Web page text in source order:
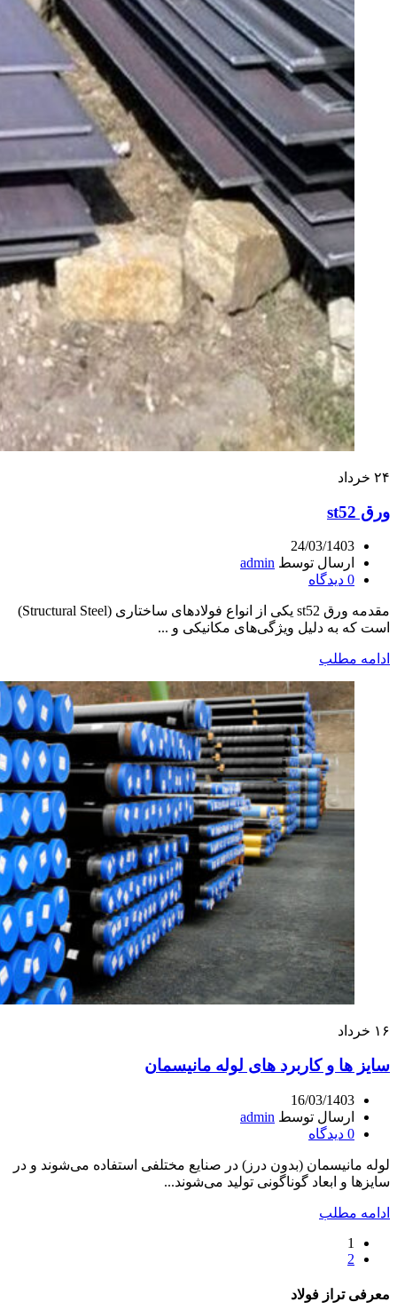
۲۴ خرداد
ورق st52
24/03/1403
ارسال توسط admin
0 دیدگاه
مقدمه ورق st52 یکی از انواع فولادهای ساختاری (Structural Steel)
است که به دلیل ویژگی‌های مکانیکی و ...
ادامه مطلب
۱۶ خرداد
سایز ها و کاربرد های لوله مانیسمان
16/03/1403
ارسال توسط admin
0 دیدگاه
لوله‌ مانیسمان (بدون درز) در صنایع مختلفی استفاده می‌شوند و در
سایزها و ابعاد گوناگونی تولید می‌شوند...
ادامه مطلب
1
2
معرفی تراز فولاد